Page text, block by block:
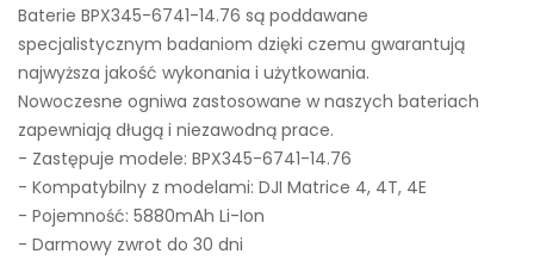
Baterie BPX345-6741-14.76 są poddawane
specjalistycznym badaniom dzięki czemu gwarantują
najwyższa jakość wykonania i użytkowania.
Nowoczesne ogniwa zastosowane w naszych bateriach
zapewniają długą i niezawodną prace.
- Zastępuje modele: BPX345-6741-14.76
- Kompatybilny z modelami: DJI Matrice 4, 4T, 4E
- Pojemność: 5880mAh Li-Ion
- Darmowy zwrot do 30 dni